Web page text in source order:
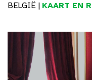
BELGIË | KAART EN